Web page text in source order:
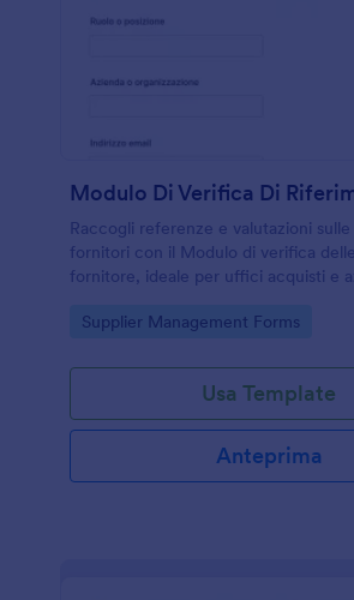
Raccogli referenze e valutazioni
fornitori con il Modulo di verifica
fornitore, ideale per uffici acquisti e
Go to Category:
Supplier Management Forms
Usa Template
Anteprima